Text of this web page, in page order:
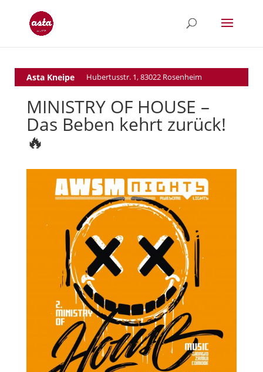
Asta Kneipe Hubertusstr. 1, 83022 Rosenheim
MINISTRY OF HOUSE –
Das Beben kehrt zurück!
🔥